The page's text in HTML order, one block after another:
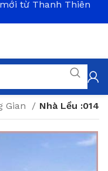
Gian Nhà Lều :014
từ Thanh Thiên